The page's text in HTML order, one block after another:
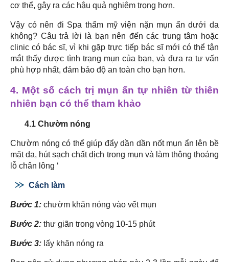
cơ thể, gây ra các hậu quả nghiêm trọng hơn.
Vậy có nên đi Spa thẩm mỹ viện nặn mụn ẩn dưới da
không? Câu trả lời là bạn nên đến các trung tâm hoặc
clinic có bác sĩ, vì khi gặp trực tiếp bác sĩ mới có thể tận
mắt thấy được tình trạng mụn của bạn, và đưa ra tư vấn
phù hợp nhất, đảm bảo độ an toàn cho bạn hơn.
4. Một số cách trị mụn ẩn tự nhiên từ thiên
nhiên bạn có thể tham khảo
4.1 Chườm nóng
Chườm nóng có thể giúp đẩy dần dần nốt mụn ẩn lên bề
mặt da, hút sạch chất dịch trong mụn và làm thông thoáng
lỗ chân lông ‘
Cách làm
Bước 1: chườm khăn nóng vào vết mụn
Bước 2: thư giãn trong vòng 10-15 phút
Bước 3: lấy khăn nóng ra